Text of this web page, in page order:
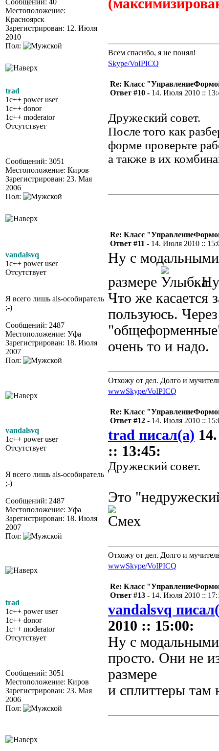
Сообщений: 40
Местоположение:
Красноярск
Зарегистрирован: 12. Июля
2010
Пол:
Всем спасибо, я не понял!
Skype/VoIPICQ
trad
1c++ power user
1c++ donor
1c++ moderator
Отсутствует
Сообщений: 3051
Местоположение: Киров
Зарегистрирован: 23. Мая
2006
Пол:
Re: Класс
Ответ #10 - 14. Июля 2010 ::
Дружеский совет.
После того как
форме проверьте
а также в их
vandalsvq
1c++ power user
Отсутствует
Я всего лишь als-особиратель
;-)
Сообщений: 2487
Местоположение: Уфа
Зарегистрирован: 18. Июля
2007
Пол:
Re: Класс
Ответ #11 - 14. Июля 2010 ::
Ну с модальными
размере
.
Что же касается
пользуюсь.
очень то и надо.
Отхожу от дел. Долго и
wwwSkype/VoIPICQ
vandalsvq
1c++ power user
Отсутствует
Я всего лишь als-особиратель
;-)
Сообщений: 2487
Местоположение: Уфа
Зарегистрирован: 18. Июля
2007
Пол:
Re: Класс
Ответ #12 - 14. Июля 2010 ::
trad писал(а)
:: 13:45:
Дружеский совет.
Это
Отхожу от дел. Долго и
wwwSkype/VoIPICQ
trad
1c++ power user
1c++ donor
1c++ moderator
Отсутствует
Сообщений: 3051
Местоположение: Киров
Зарегистрирован: 23. Мая
2006
Пол:
Re: Класс
Ответ #13 - 14. Июля 2010 ::
vandalsvq
2010 :: 15:00:
Ну с модальными
просто. Они не
размере
и сплиттеры там